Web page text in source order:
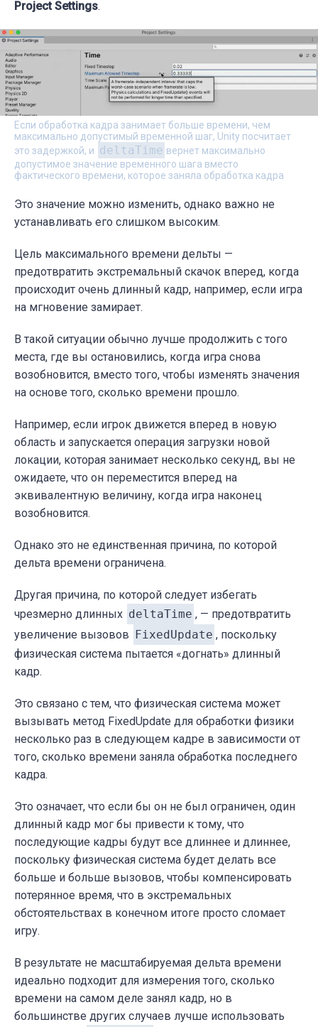
Project Settings.
Если обработка кадра занимает больше времени, чем
максимально допустимый временной шаг, Unity посчитает
это задержкой, и deltaTime вернет максимально
допустимое значение временного шага вместо
фактического времени, которое заняла обработка кадра
Это значение можно изменить, однако важно не
устанавливать его слишком высоким.
Цель максимального времени дельты —
предотвратить экстремальный скачок вперед, когда
происходит очень длинный кадр, например, если игра
на мгновение замирает.
В такой ситуации обычно лучше продолжить с того
места, где вы остановились, когда игра снова
возобновится, вместо того, чтобы изменять значения
на основе того, сколько времени прошло.
Например, если игрок движется вперед в новую
область и запускается операция загрузки новой
локации, которая занимает несколько секунд, вы не
ожидаете, что он переместится вперед на
эквивалентную величину, когда игра наконец
возобновится.
Однако это не единственная причина, по которой
дельта времени ограничена.
Другая причина, по которой следует избегать
чрезмерно длинных deltaTime , — предотвратить
увеличение вызовов
FixedUpdate , поскольку
физическая система пытается «догнать» длинный
кадр.
Это связано с тем, что физическая система может
вызывать метод FixedUpdate для обработки физики
несколько раз в следующем кадре в зависимости от
того, сколько времени заняла обработка последнего
кадра.
Это означает, что если бы он не был ограничен, один
длинный кадр мог бы привести к тому, что
последующие кадры будут все длиннее и длиннее,
поскольку физическая система будет делать все
больше и больше вызовов, чтобы компенсировать
потерянное время, что в экстремальных
обстоятельствах в конечном итоге просто сломает
игру.
В результате не масштабируемая дельта времени
идеально подходит для измерения того, сколько
времени на самом деле занял кадр, но в
большинстве других случаев лучше использовать